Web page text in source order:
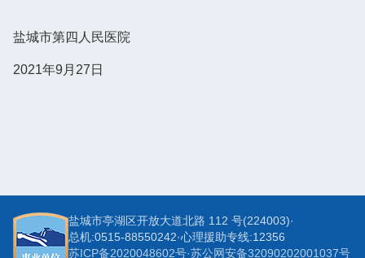
盐城市第四人民医院
2021年9月27日
盐城市亭湖区开放大道北路 112 号(224003)·
总机:0515-88550242·心理援助专线:12356
苏ICP备2020048602号·苏公网安备32090202001037号